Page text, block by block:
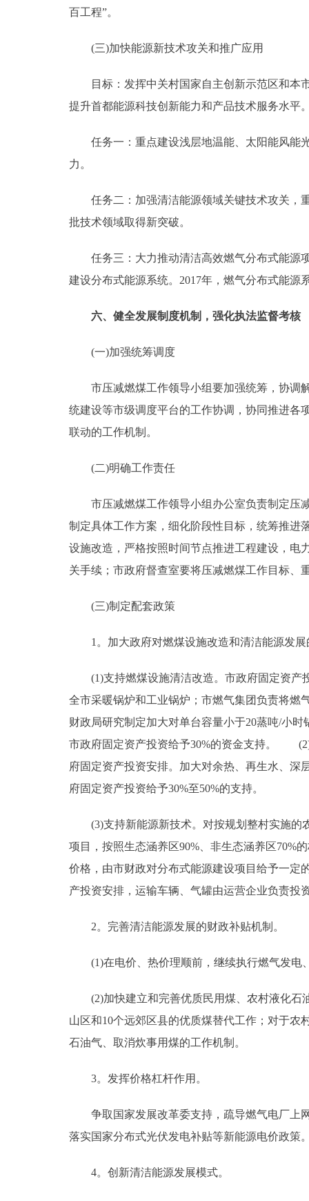
百工程”。
(三)加快能源新技术攻关和推广应用
目标：发挥中关村国家自主创新示范区和本市
提升首都能源科技创新能力和产品技术服务水平
任务一：重点建设浅层地温能、太阳能风能光
力。
任务二：加强清洁能源领域关键技术攻关，重
批技术领域取得新突破。
任务三：大力推动清洁高效燃气分布式能源项
建设分布式能源系统。2017年，燃气分布式能源
六、健全发展制度机制，强化执法监督考核
(一)加强统筹调度
市压减燃煤工作领导小组要加强统筹，协调解
统建设等市级调度平台的工作协调，协同推进各
联动的工作机制。
(二)明确工作责任
市压减燃煤工作领导小组办公室负责制定压减
制定具体工作方案，细化阶段性目标，统筹推进
设施改造，严格按照时间节点推进工程建设，电
关手续；市政府督查室要将压减燃煤工作目标、
(三)制定配套政策
1。加大政府对燃煤设施改造和清洁能源发展
(1)支持燃煤设施清洁改造。市政府固定资产投
全市采暖锅炉和工业锅炉；市燃气集团负责将燃
财政局研究制定加大对单台容量小于20蒸吨/小
市政府固定资产投资给予30%的资金支持。 (2)
府固定资产投资安排。加大对余热、再生水、
府固定资产投资给予30%至50%的支持。
(3)支持新能源新技术。对按规划整村实施的
项目，按照生态涵养区90%、非生态涵养区70%
价格，由市财政对分布式能源建设项目给予一定
产投资安排，运输车辆、气罐由运营企业负责投
2。完善清洁能源发展的财政补贴机制。
(1)在电价、热价理顺前，继续执行燃气发电
(2)加快建立和完善优质民用煤、农村液化石
山区和10个远郊区县的优质煤替代工作；对于农
石油气、取消炊事用煤的工作机制。
3。发挥价格杠杆作用。
争取国家发展改革委支持，疏导燃气电厂上网
落实国家分布式光伏发电补贴等新能源电价政策
4。创新清洁能源发展模式。